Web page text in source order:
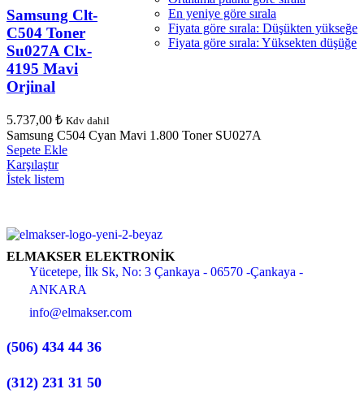
En yeniye göre sırala
Fiyata göre sırala: Düşükten yükseğe
Fiyata göre sırala: Yüksekten düşüğe
Samsung Clt-
C504 Toner
Su027A Clx-
4195 Mavi
Orjinal
5.737,00 ₺ Kdv dahil
Samsung C504 Cyan Mavi 1.800 Toner SU027A
Sepete Ekle
Karşılaştır
İstek listem
ELMAKSER ELEKTRONİK
Yücetepe, İlk Sk, No: 3 Çankaya - 06570 -Çankaya -
ANKARA
info@elmakser.com
(506) 434 44 36
(312) 231 31 50